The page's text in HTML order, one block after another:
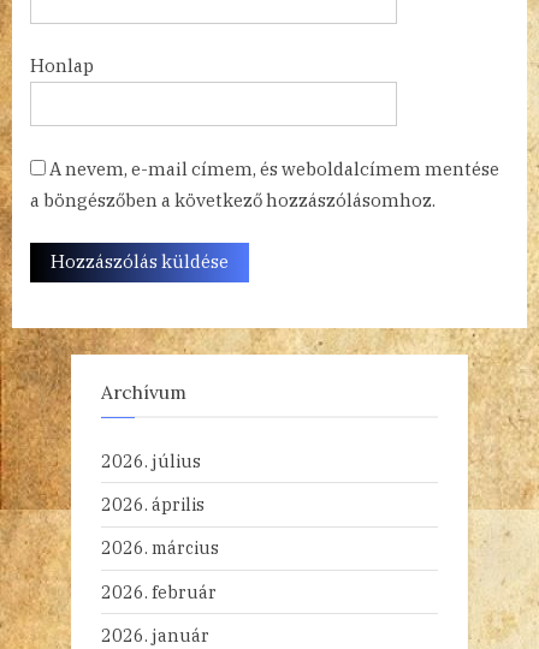
Honlap
A nevem, e-mail címem, és weboldalcímem mentése
a böngészőben a következő hozzászólásomhoz.
Archívum
2026. július
2026. április
2026. március
2026. február
2026. január